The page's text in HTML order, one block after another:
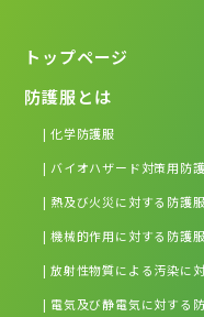
トップページ
防護服とは
| 化学防護服
| バイオハザード対策用防
| 熱及び火災に対する防護服
| 機械的作用に対する防護服
| 放射性物質による汚染に
| 電気及び静電気に対する